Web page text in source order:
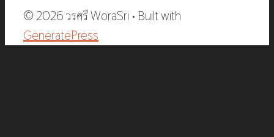
© 2026 วรศรี WoraSri • Built with
GeneratePress